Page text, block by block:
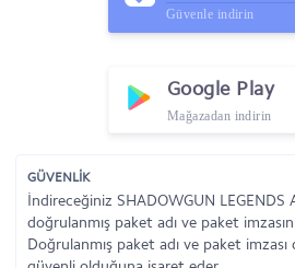
Güvenle indirin
Google Play
Mağazadan indirin
GÜVENLİK
İndireceğiniz SHADOWGUN LEGENDS
doğrulanmış paket adı ve paket
Doğrulanmış paket adı ve paket imzası